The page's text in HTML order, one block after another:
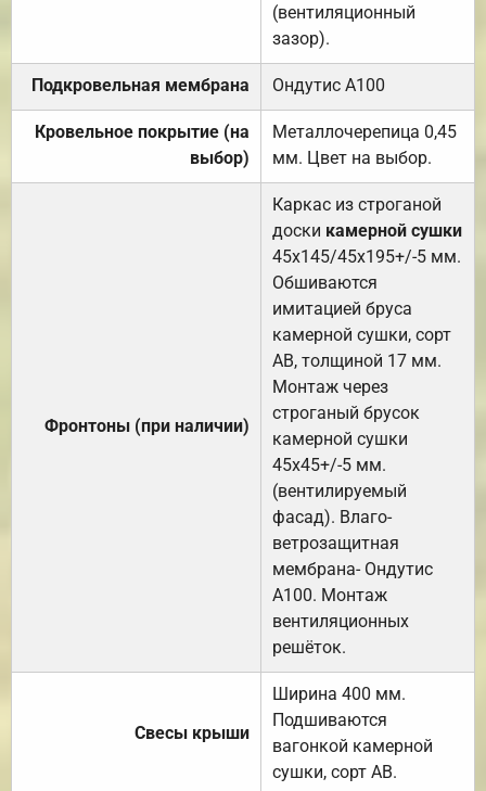
(вентиляционный
зазор).
Подкровельная мембрана Ондутис А100
Кровельное покрытие (на
выбор)
Металлочерепица 0,45
мм. Цвет на выбор.
Фронтоны (при наличии)
Каркас из строганой
доски камерной сушки
45х145/45х195+/-5 мм.
Обшиваются
имитацией бруса
камерной сушки, сорт
АВ, толщиной 17 мм.
Монтаж через
строганый брусок
камерной сушки
45х45+/-5 мм.
(вентилируемый
фасад). Влаго-
ветрозащитная
мембрана- Ондутис
А100. Монтаж
вентиляционных
решёток.
Свесы крыши
Ширина 400 мм.
Подшиваются
вагонкой камерной
сушки, сорт АВ.